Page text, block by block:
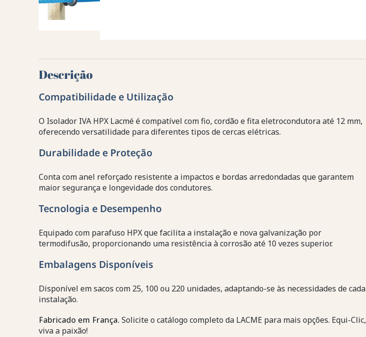
Descrição
Compatibilidade e Utilização
O Isolador IVA HPX Lacmé é compatível com fio, cordão e fita eletrocondutora até 12 mm,
oferecendo versatilidade para diferentes tipos de cercas elétricas.
Durabilidade e Proteção
Conta com anel reforçado resistente a impactos e bordas arredondadas que garantem
maior segurança e longevidade dos condutores.
Tecnologia e Desempenho
Equipado com parafuso HPX que facilita a instalação e nova galvanização por
termodifusão, proporcionando uma resistência à corrosão até 10 vezes superior.
Embalagens Disponíveis
Disponível em sacos com 25, 100 ou 220 unidades, adaptando-se às necessidades de cada
instalação.
Fabricado em França. Solicite o catálogo completo da LACME para mais opções. Equi-Clic,
viva a paixão!